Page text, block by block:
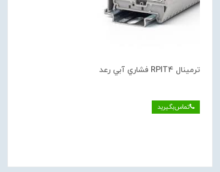
ترمينال RPIT4 فشاري آبي رعد
تماس‌بگیرید